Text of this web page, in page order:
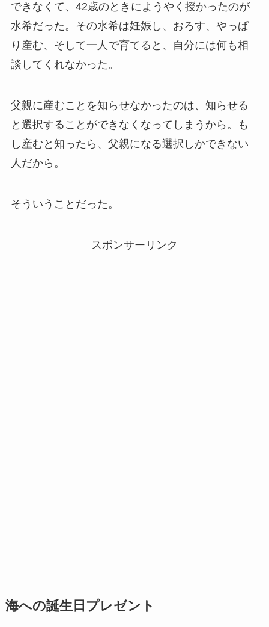
できなくて、42歳のときにようやく授かったのが
水希だった。その水希は妊娠し、おろす、やっぱ
り産む、そして一人で育てると、自分には何も相
談してくれなかった。
父親に産むことを知らせなかったのは、知らせる
と選択することができなくなってしまうから。も
し産むと知ったら、父親になる選択しかできない
人だから。
そういうことだった。
スポンサーリンク
海への誕生日プレゼント